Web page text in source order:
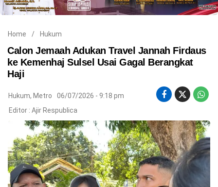
2026
.
Right
Reserved
Home / Hukum
Calon Jemaah Adukan Travel Jannah Firdaus
ke Kemenhaj Sulsel Usai Gagal Berangkat
Haji
Hukum, Metro
06/07/2026 - 9:18 pm
Editor : Ajir Respublica